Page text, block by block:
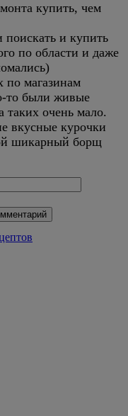
купить, чем
и купить
по области и даже
по магазинам
то были живые
таких очень мало.
вкусные курочки
шикарный борщ